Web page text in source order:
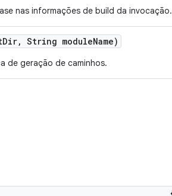
nas informações de build da invocação.
Dir, String moduleName)
de geração de caminhos.